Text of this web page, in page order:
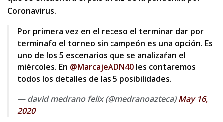
Coronavirus.
Por primera vez en el receso el terminar dar por
terminafo el torneo sin campeón es una opción. Es
uno de los 5 escenarios que se analizaŕan el
miércoles. En @MarcajeADN40 les contaremos
todos los detalles de las 5 posibilidades.
— david medrano felix (@medranoazteca)May 16,
2020